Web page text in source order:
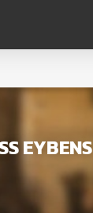
EYBENS